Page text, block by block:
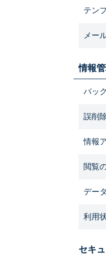
テン
メー
情報
バッ
誤削
情報
閲覧
デー
利用
セキ